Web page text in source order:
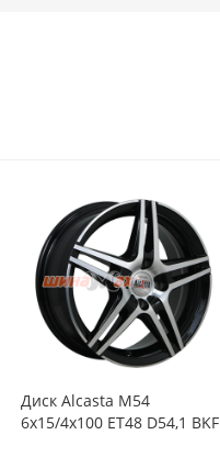
Диск Alcasta M54
6x15/4x100 ET48 D54,1 BKF